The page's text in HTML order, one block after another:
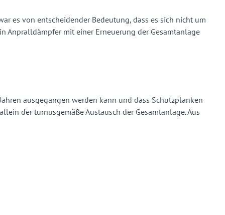
es von entscheidender Bedeutung, dass es sich nicht um
Anpralldämpfer mit einer Erneuerung der Gesamtanlage
ausgegangen werden kann und dass Schutzplanken
der turnusgemäße Austausch der Gesamtanlage. Aus